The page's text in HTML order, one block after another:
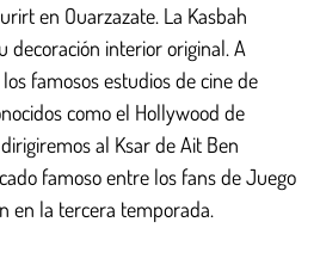
en Ouarzazate. La Kasbah
decoración interior original. A
famosos estudios de cine de
como el Hollywood de
al Ksar de Ait Ben
famoso entre los fans de Juego
en la tercera temporada.